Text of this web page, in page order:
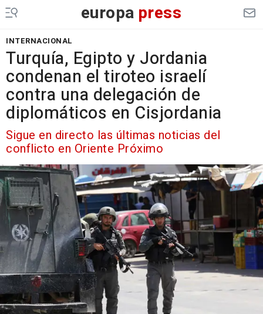
europa press
INTERNACIONAL
Turquía, Egipto y Jordania
condenan el tiroteo israelí
contra una delegación de
diplomáticos en Cisjordania
Sigue en directo las últimas noticias del
conflicto en Oriente Próximo